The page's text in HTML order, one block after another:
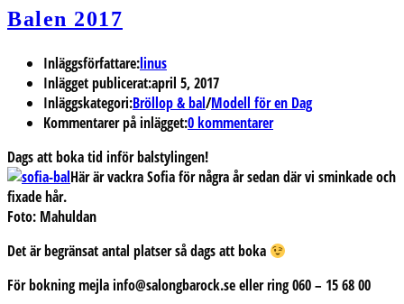
Balen 2017
Inläggsförfattare:linus
Inlägget publicerat:april 5, 2017
Inläggskategori:Bröllop & bal/Modell för en Dag
Kommentarer på inlägget:0 kommentarer
Dags att boka tid inför balstylingen!
Här är vackra Sofia för några år sedan där vi sminkade och
fixade hår.
Foto: Mahuldan
Det är begränsat antal platser så dags att boka
För bokning mejla info@salongbarock.se eller ring 060 – 15 68 00